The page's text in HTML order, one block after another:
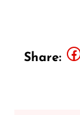
Share: Share this article on Facebook